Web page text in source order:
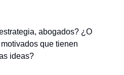
abogados? ¿O
que tienen
ideas?